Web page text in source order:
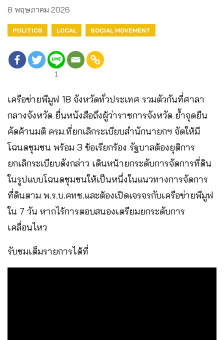
8 พฤษภาคม 2026
POLITICS LOCAL SOCIAL MOVEMENT
1
เครือข่ายพีมูฟ 18 จังหวัดทั่วประเทศ รวมตัวกันที่ศาลา
กลางจังหวัด ยื่นหนังสือถึงผู้ว่าราชการจังหวัด ย้ำจุดยืน
คัดค้านมติ ครม.ที่ยกเลิกระเบียบสำนักนายกฯ จัดให้มี
โฉนดชุมชน พร้อม 3 ข้อเรียกร้อง รัฐบาลต้องยุติการ
ยกเลิกระเบียบดังกล่าว เดินหน้ายกระดับการจัดการที่ดิน
ในรูปแบบโฉนดชุมชนให้เป็นหนึ่งในแนวทางการจัดการ
ที่ดินตาม พ.ร.บ.คทช.และต้องเปิดเจรจรกับเครือข่ายพีมูฟ
ใน 7 วัน หากไร้การตอบสนองเตรียมยกระดับการ
เคลื่อนไหว
รับชมเต็มรายการได้ที่